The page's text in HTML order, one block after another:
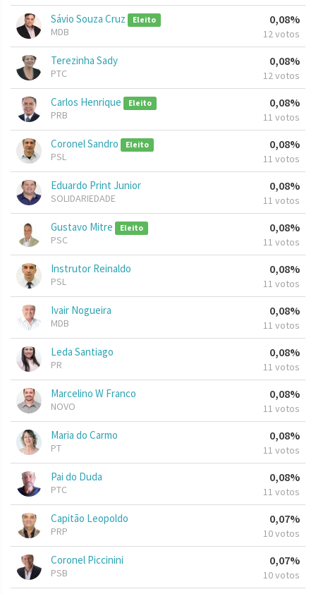
Sávio Souza Cruz Eleito
MDB
0,08%
12 votos
Terezinha Sady
PTC
0,08%
12 votos
Carlos Henrique Eleito
PRB
0,08%
11 votos
Coronel Sandro Eleito
PSL
0,08%
11 votos
Eduardo Print Junior
SOLIDARIEDADE
0,08%
11 votos
Gustavo Mitre Eleito
PSC
0,08%
11 votos
Instrutor Reinaldo
PSL
0,08%
11 votos
Ivair Nogueira
MDB
0,08%
11 votos
Leda Santiago
PR
0,08%
11 votos
Marcelino W Franco
NOVO
0,08%
11 votos
Maria do Carmo
PT
0,08%
11 votos
Pai do Duda
PTC
0,08%
11 votos
Capitão Leopoldo
PRP
0,07%
10 votos
Coronel Piccinini
PSB
0,07%
10 votos